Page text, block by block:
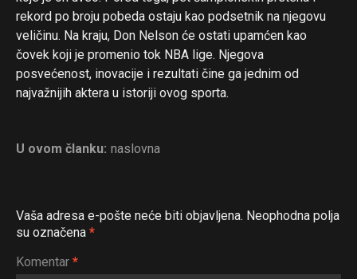
rekord po broju pobeda ostaju kao podsetnik na njegovu
veličinu. Na kraju, Don Nelson će ostati upamćen kao
čovek koji je promenio tok NBA lige. Njegova
posvećenost, inovacije i rezultati čine ga jednim od
najvažnijih aktera u istoriji ovog sporta.
U ovom članku: naslovna
Vaša adresa e-pošte neće biti objavljena. Neophodna polja
su označena *
Komentar *